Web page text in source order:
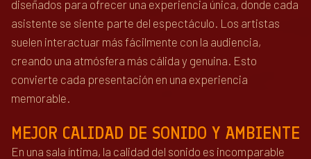
diseñados para ofrecer una experiencia única, donde cada
asistente se siente parte del espectáculo. Los artistas
suelen interactuar más fácilmente con la audiencia,
creando una atmósfera más cálida y genuina. Esto
convierte cada presentación en una experiencia
memorable.
MEJOR CALIDAD DE SONIDO Y AMBIENTE
En una sala íntima, la calidad del sonido es incomparable